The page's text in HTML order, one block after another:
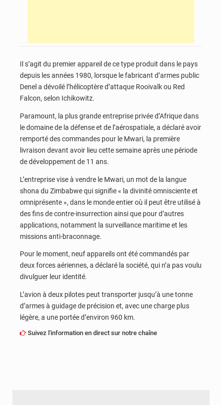
Il s’agit du premier appareil de ce type produit dans le pays
depuis les années 1980, lorsque le fabricant d’armes public
Denel a dévoilé l’hélicoptère d’attaque Rooivalk ou Red
Falcon, selon Ichikowitz.
Paramount, la plus grande entreprise privée d’Afrique dans
le domaine de la défense et de l’aérospatiale, a déclaré avoir
remporté des commandes pour le Mwari, la première
livraison devant avoir lieu cette semaine après une période
de développement de 11 ans.
L’entreprise vise à vendre le Mwari, un mot de la langue
shona du Zimbabwe qui signifie « la divinité omnisciente et
omniprésente », dans le monde entier où il peut être utilisé à
des fins de contre-insurrection ainsi que pour d’autres
applications, notamment la surveillance maritime et les
missions anti-braconnage.
Pour le moment, neuf appareils ont été commandés par
deux forces aériennes, a déclaré la société, qui n’a pas voulu
divulguer leur identité.
L’avion à deux pilotes peut transporter jusqu’à une tonne
d’armes à guidage de précision et, avec une charge plus
légère, a une portée d’environ 960 km.
Suivez l'information en direct sur notre chaîne